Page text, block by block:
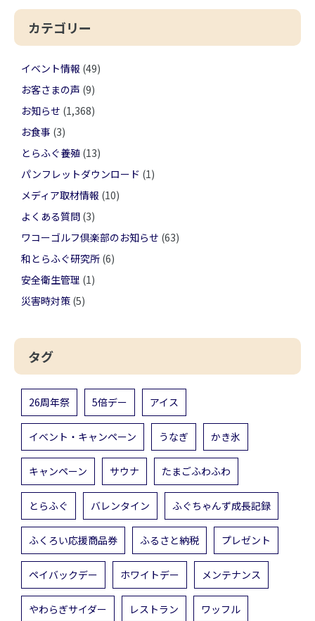
カテゴリー
イベント情報 (49)
お客さまの声 (9)
お知らせ (1,368)
お食事 (3)
とらふぐ養殖 (13)
パンフレットダウンロード (1)
メディア取材情報 (10)
よくある質問 (3)
ワコーゴルフ倶楽部のお知らせ (63)
和とらふぐ研究所 (6)
安全衛生管理 (1)
災害時対策 (5)
タグ
26周年祭 5倍デー アイス
イベント・キャンペーン うなぎ かき氷
キャンペーン サウナ たまごふわふわ
とらふぐ バレンタイン ふぐちゃんず成長記録
ふくろい応援商品券 ふるさと納税 プレゼント
ペイバックデー ホワイトデー メンテナンス
やわらぎサイダー レストラン ワッフル